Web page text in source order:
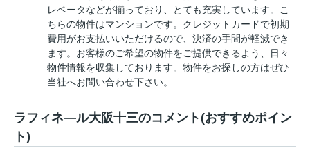
レベータなどが揃っており、とても充実しています。こ
ちらの物件はマンションです。クレジットカードで初期
費用がお支払いいただけるので、決済の手間が軽減でき
ます。お客様のご希望の物件をご提供できるよう、日々
物件情報を収集しております。物件をお探しの方はぜひ
当社へお問い合わせ下さい。
ラフィネ―ル大阪十三のコメント(おすすめポイン
ト)